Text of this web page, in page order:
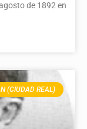
de 1892 en
(CIUDAD REAL)